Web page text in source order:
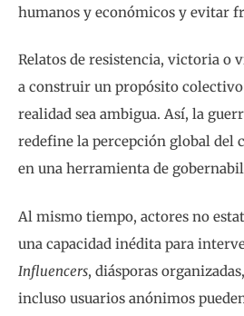
humanos y económicos y evitar
Relatos de resistencia, victoria o
a construir un propósito
realidad sea ambigua. Así, la
redefine la percepción global del
en una herramienta de
Al mismo tiempo, actores no
una capacidad inédita para
Influencers, diásporas
incluso usuarios anónimos